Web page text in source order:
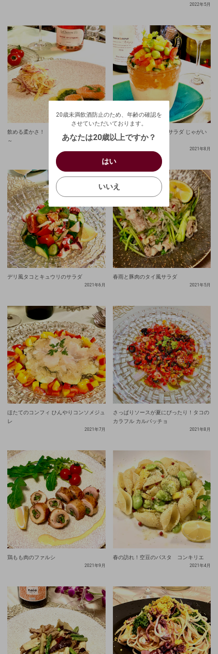
2022年5月
飲める柔かさ！ ～サーモンのコンフィ
～
コンソメ ジュレの彩りサラダ じゃがい
も ピューレと共に
2021年8月
デリ風タコとキュウリのサラダ
2021年6月
春雨と豚肉のタイ風サラダ
2021年5月
ほたてのコンフィ ひんやりコンソメジュ
レ
2021年7月
さっぱりソースが夏にぴったり！タコの
カラフル カルパッチョ
2021年8月
鶏もも肉のファルシ
2021年9月
春の訪れ！空豆のパスタ コンキリエ
2021年4月
20歳未満飲酒防止のため、年齢の確認を
させていただいております。
あなたは20歳以上ですか？
はい
いいえ
20歳未満飲酒防止のため、年齢の確認を
生年月日を入力してください。
西暦
/
確認する
ログアウトします。よろしいですか？
いいえ